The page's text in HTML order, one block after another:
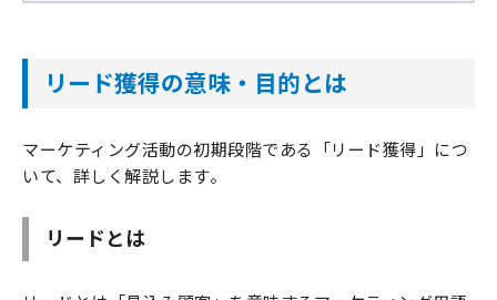
リード獲得の意味・目的とは
マーケティング活動の初期段階である「リード獲得」につ
いて、詳しく解説します。
リードとは